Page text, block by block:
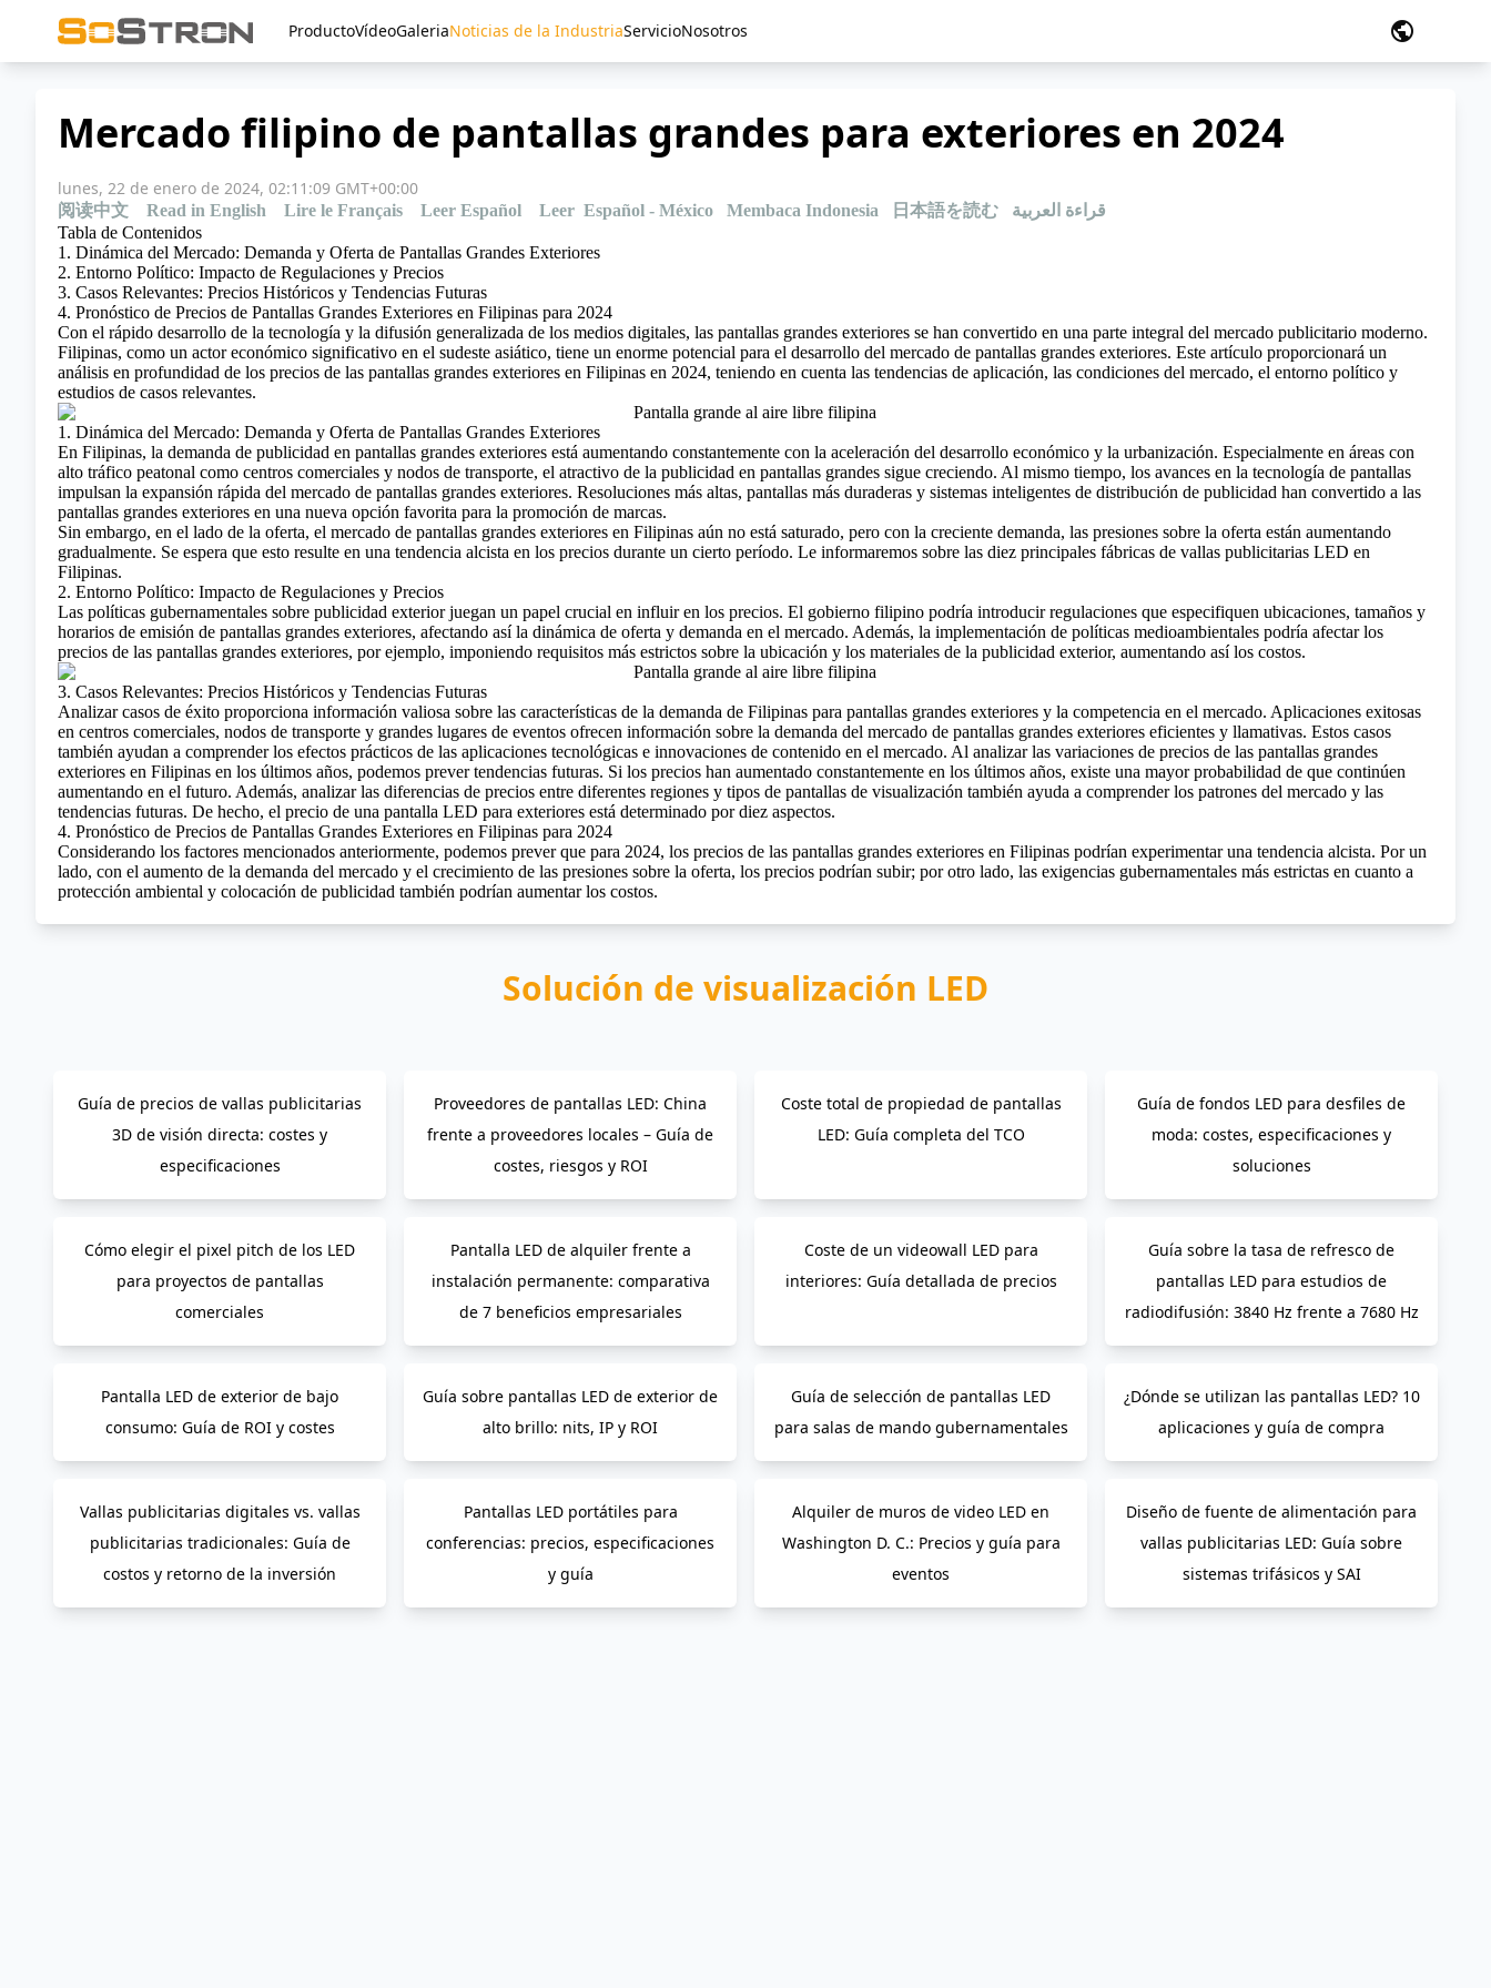
ProductoVídeoGaleriaNoticias de la IndustriaServicioNosotros public
Mercado filipino de pantallas grandes para exteriores en 2024
lunes, 22 de enero de 2024, 02:11:09 GMT+00:00
阅读中文 Read in English Lire le Français Leer Español Leer Español - México Membaca Indonesia 日本語を読む
قراءة العربية
Tabla de Contenidos
1. Dinámica del Mercado: Demanda y Oferta de Pantallas Grandes Exteriores
2. Entorno Político: Impacto de Regulaciones y Precios
3. Casos Relevantes: Precios Históricos y Tendencias Futuras
4. Pronóstico de Precios de Pantallas Grandes Exteriores en Filipinas para 2024
Con el rápido desarrollo de la tecnología y la difusión generalizada de los medios digitales, las pantallas grandes exteriores se han convertido en una parte integral del mercado publicitario moderno.
Filipinas, como un actor económico significativo en el sudeste asiático, tiene un enorme potencial para el desarrollo del mercado de pantallas grandes exteriores. Este artículo proporcionará un
análisis en profundidad de los precios de las pantallas grandes exteriores en Filipinas en 2024, teniendo en cuenta las tendencias de aplicación, las condiciones del mercado, el entorno político y
estudios de casos relevantes.
1. Dinámica del Mercado: Demanda y Oferta de Pantallas Grandes Exteriores
En Filipinas, la demanda de publicidad en pantallas grandes exteriores está aumentando constantemente con la aceleración del desarrollo económico y la urbanización. Especialmente en áreas con
alto tráfico peatonal como centros comerciales y nodos de transporte, el atractivo de la publicidad en pantallas grandes sigue creciendo. Al mismo tiempo, los avances en la tecnología de pantallas
impulsan la expansión rápida del mercado de pantallas grandes exteriores. Resoluciones más altas, pantallas más duraderas y sistemas inteligentes de distribución de publicidad han convertido a las
pantallas grandes exteriores en una nueva opción favorita para la promoción de marcas.
Sin embargo, en el lado de la oferta, el mercado de pantallas grandes exteriores en Filipinas aún no está saturado, pero con la creciente demanda, las presiones sobre la oferta están aumentando
gradualmente. Se espera que esto resulte en una tendencia alcista en los precios durante un cierto período. Le informaremos sobre las diez principales fábricas de vallas publicitarias LED en
Filipinas.
2. Entorno Político: Impacto de Regulaciones y Precios
Las políticas gubernamentales sobre publicidad exterior juegan un papel crucial en influir en los precios. El gobierno filipino podría introducir regulaciones que especifiquen ubicaciones, tamaños y
horarios de emisión de pantallas grandes exteriores, afectando así la dinámica de oferta y demanda en el mercado. Además, la implementación de políticas medioambientales podría afectar los
precios de las pantallas grandes exteriores, por ejemplo, imponiendo requisitos más estrictos sobre la ubicación y los materiales de la publicidad exterior, aumentando así los costos.
3. Casos Relevantes: Precios Históricos y Tendencias Futuras
Analizar casos de éxito proporciona información valiosa sobre las características de la demanda de Filipinas para pantallas grandes exteriores y la competencia en el mercado. Aplicaciones exitosas
en centros comerciales, nodos de transporte y grandes lugares de eventos ofrecen información sobre la demanda del mercado de pantallas grandes exteriores eficientes y llamativas. Estos casos
también ayudan a comprender los efectos prácticos de las aplicaciones tecnológicas e innovaciones de contenido en el mercado. Al analizar las variaciones de precios de las pantallas grandes
exteriores en Filipinas en los últimos años, podemos prever tendencias futuras. Si los precios han aumentado constantemente en los últimos años, existe una mayor probabilidad de que continúen
aumentando en el futuro. Además, analizar las diferencias de precios entre diferentes regiones y tipos de pantallas de visualización también ayuda a comprender los patrones del mercado y las
tendencias futuras. De hecho, el precio de una pantalla LED para exteriores está determinado por diez aspectos.
4. Pronóstico de Precios de Pantallas Grandes Exteriores en Filipinas para 2024
Considerando los factores mencionados anteriormente, podemos prever que para 2024, los precios de las pantallas grandes exteriores en Filipinas podrían experimentar una tendencia alcista. Por un
lado, con el aumento de la demanda del mercado y el crecimiento de las presiones sobre la oferta, los precios podrían subir; por otro lado, las exigencias gubernamentales más estrictas en cuanto a
protección ambiental y colocación de publicidad también podrían aumentar los costos.
Solución de visualización LED
Guía de precios de vallas publicitarias
3D de visión directa: costes y
especificaciones
Proveedores de pantallas LED: China
frente a proveedores locales – Guía de
costes, riesgos y ROI
Coste total de propiedad de pantallas
LED: Guía completa del TCO
Guía de fondos LED para desfiles de
moda: costes, especificaciones y
soluciones
Cómo elegir el pixel pitch de los LED
para proyectos de pantallas
comerciales
Pantalla LED de alquiler frente a
instalación permanente: comparativa
de 7 beneficios empresariales
Coste de un videowall LED para
interiores: Guía detallada de precios
Guía sobre la tasa de refresco de
pantallas LED para estudios de
radiodifusión: 3840 Hz frente a 7680 Hz
Pantalla LED de exterior de bajo
consumo: Guía de ROI y costes
Guía sobre pantallas LED de exterior de
alto brillo: nits, IP y ROI
Guía de selección de pantallas LED
para salas de mando gubernamentales
¿Dónde se utilizan las pantallas LED? 10
aplicaciones y guía de compra
Vallas publicitarias digitales vs. vallas
publicitarias tradicionales: Guía de
costos y retorno de la inversión
Pantallas LED portátiles para
conferencias: precios, especificaciones
y guía
Alquiler de muros de video LED en
Washington D. C.: Precios y guía para
eventos
Diseño de fuente de alimentación para
vallas publicitarias LED: Guía sobre
sistemas trifásicos y SAI